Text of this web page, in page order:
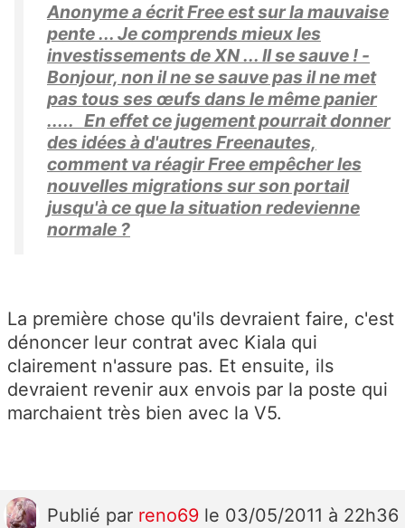
Anonyme a écrit Free est sur la mauvaise
pente ... Je comprends mieux les
investissements de XN ... Il se sauve ! -
Bonjour, non il ne se sauve pas il ne met
pas tous ses œufs dans le même panier
..... En effet ce jugement pourrait donner
des idées à d'autres Freenautes,
comment va réagir Free empêcher les
nouvelles migrations sur son portail
jusqu'à ce que la situation redevienne
normale ?
La première chose qu'ils devraient faire, c'est
dénoncer leur contrat avec Kiala qui
clairement n'assure pas. Et ensuite, ils
devraient revenir aux envois par la poste qui
marchaient très bien avec la V5.
Publié par reno69 le 03/05/2011 à 22h36